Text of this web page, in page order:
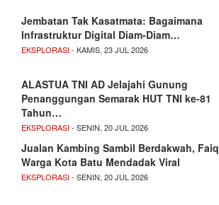
Jembatan Tak Kasatmata: Bagaimana
Infrastruktur Digital Diam-Diam…
EKSPLORASI- KAMIS, 23 JUL 2026
ALASTUA TNI AD Jelajahi Gunung
Penanggungan Semarak HUT TNI ke-81
Tahun…
EKSPLORASI- SENIN, 20 JUL 2026
Jualan Kambing Sambil Berdakwah, Faiq
Warga Kota Batu Mendadak Viral
EKSPLORASI- SENIN, 20 JUL 2026